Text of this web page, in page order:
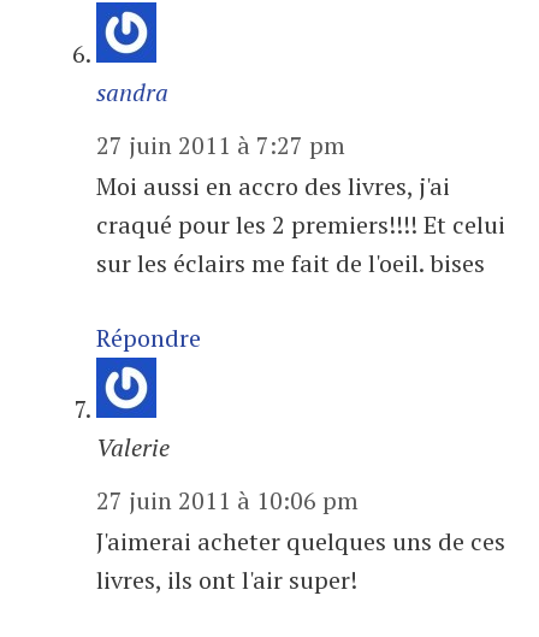
sandra
27 juin 2011 à 7:27 pm
Moi aussi en accro des livres, j'ai
craqué pour les 2 premiers!!!! Et celui
sur les éclairs me fait de l'oeil. bises
Répondre
Valerie
27 juin 2011 à 10:06 pm
J'aimerai acheter quelques uns de ces
livres, ils ont l'air super!